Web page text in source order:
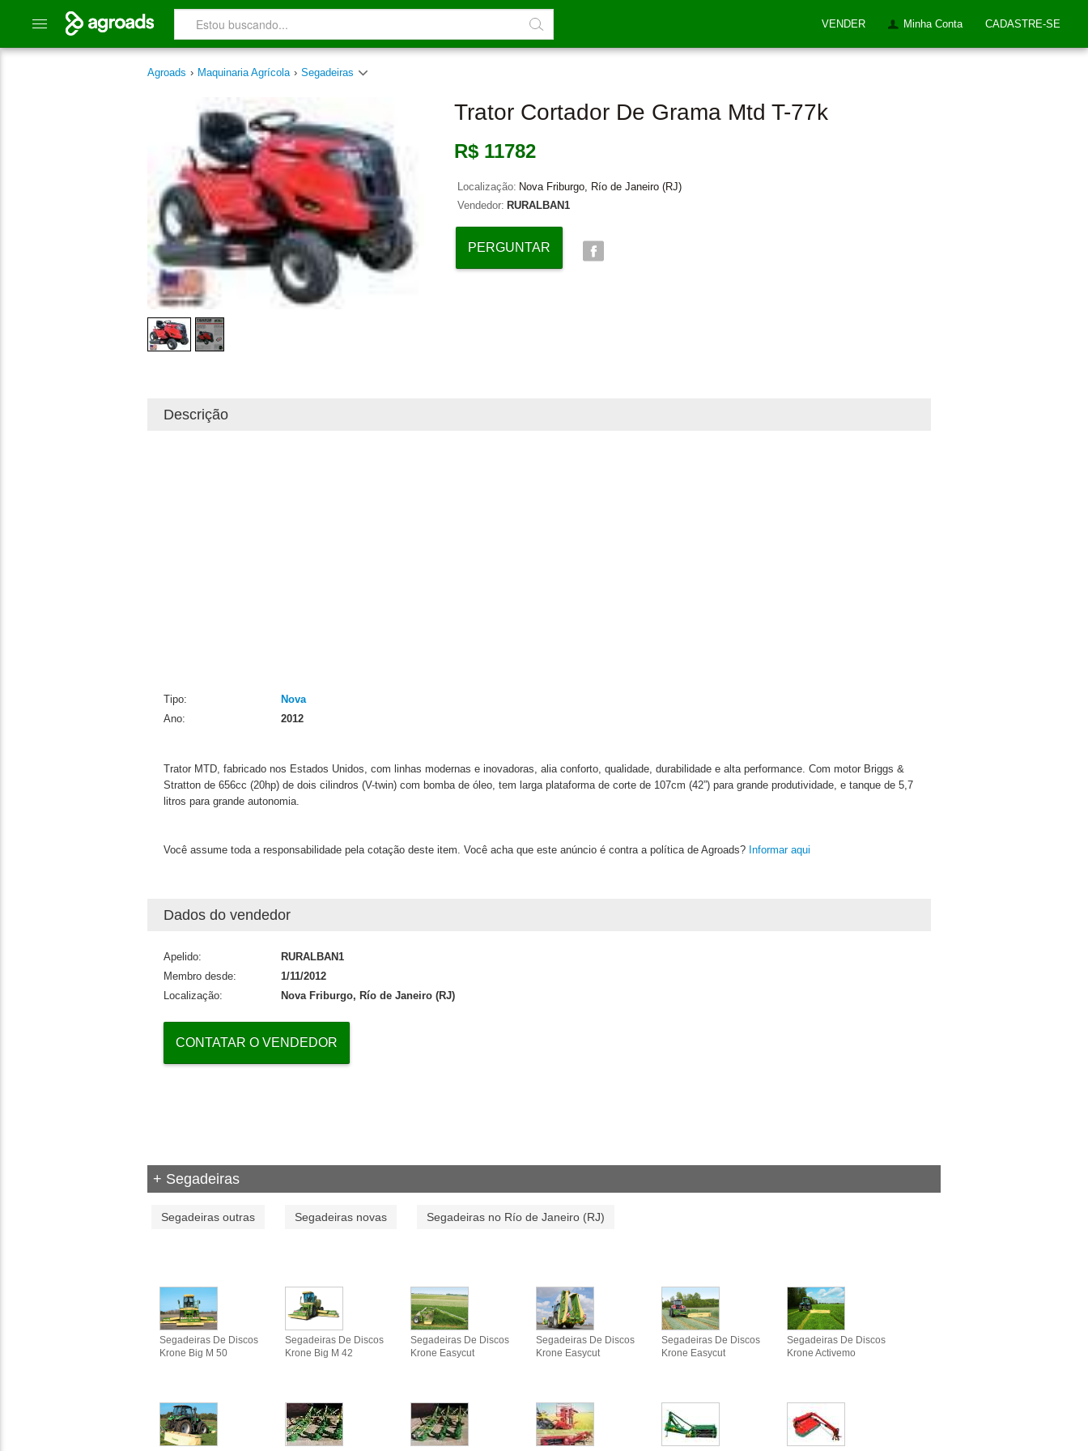
VENDER Minha Conta CADASTRE-SE
Agroads › Maquinaria Agrícola › Segadeiras
Trator Cortador De Grama Mtd T-77k
R$ 11782
Localização: Nova Friburgo, Río de Janeiro (RJ)
Vendedor: RURALBAN1
PERGUNTAR
Descrição
Tipo:
Nova
Ano:
2012
Trator MTD, fabricado nos Estados Unidos, com linhas modernas e inovadoras, alia conforto, qualidade, durabilidade e alta performance. Com motor Briggs &
Stratton de 656cc (20hp) de dois cilindros (V-twin) com bomba de óleo, tem larga plataforma de corte de 107cm (42”) para grande produtividade, e tanque de 5,7
litros para grande autonomia.
Você assume toda a responsabilidade pela cotação deste item. Você acha que este anúncio é contra a política de Agroads? Informar aqui
Dados do vendedor
Apelido:
RURALBAN1
Membro desde:
1/11/2012
Localização:
Nova Friburgo, Río de Janeiro (RJ)
CONTATAR O VENDEDOR
+ Segadeiras
Segadeiras outras Segadeiras novas Segadeiras no Río de Janeiro (RJ)
Segadeiras De Discos
Krone Big M 50
Segadeiras De Discos
Krone Big M 42
Segadeiras De Discos
Krone Easycut
Segadeiras De Discos
Krone Easycut
Segadeiras De Discos
Krone Easycut
Segadeiras De Discos
Krone Activemo